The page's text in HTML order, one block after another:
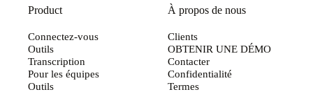
Product
Connectez-vous
Outils
Transcription
Pour les équipes
Outils
À propos de nous
Clients
OBTENIR UNE DÉMO
Contacter
Confidentialité
Termes